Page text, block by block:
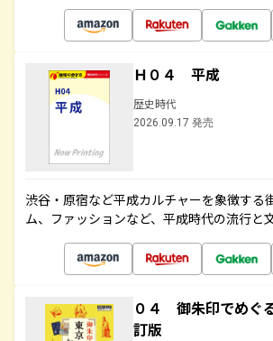
Ｈ０４ 平成
歴史時代
2026.09.17 発売
渋谷・原宿など平成カルチャーを象徴する
ム、ファッションなど、平成時代の流行と
０４ 御朱印でめぐ
訂版